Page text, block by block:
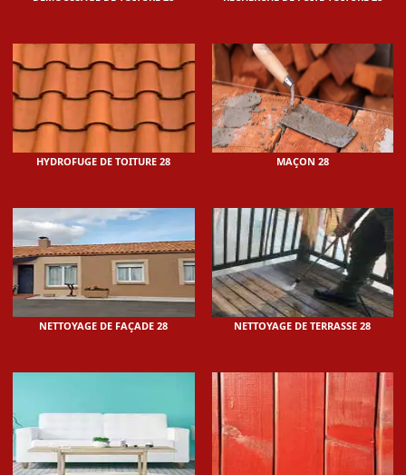
HYDROFUGE DE TOITURE 28 MAÇON 28
NETTOYAGE DE FAÇADE 28 NETTOYAGE DE TERRASSE 28